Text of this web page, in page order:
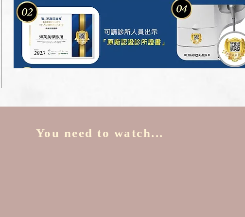
You need to watch...